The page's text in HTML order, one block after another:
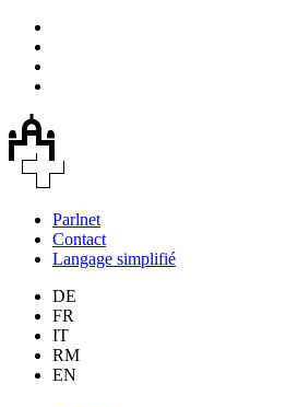
Parlnet
Contact
Langage simplifié
DE
FR
IT
RM
EN